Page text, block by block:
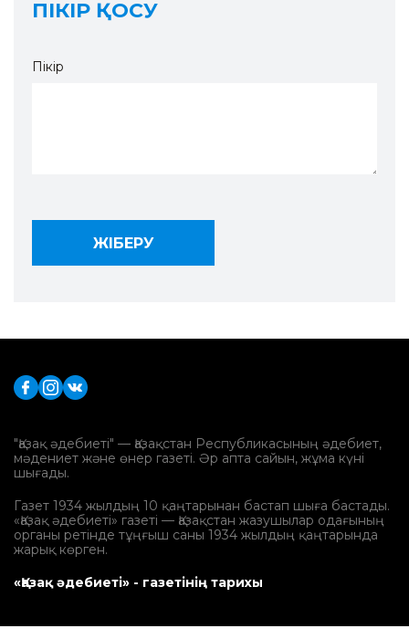
ПІКІР ҚОСУ
Пікір
"Қазақ әдебиеті" — Қазақстан Республикасының әдебиет,
мәдениет және өнер газеті. Әр апта сайын, жұма күні
шығады.
Газет 1934 жылдың 10 қаңтарынан бастап шыға бастады.
«Қазақ әдебиеті» газеті — Қазақстан жазушылар одағының
органы ретінде тұңғыш саны 1934 жылдың қаңтарында
жарық көрген.
«Қазақ әдебиеті» - газетінің тарихы